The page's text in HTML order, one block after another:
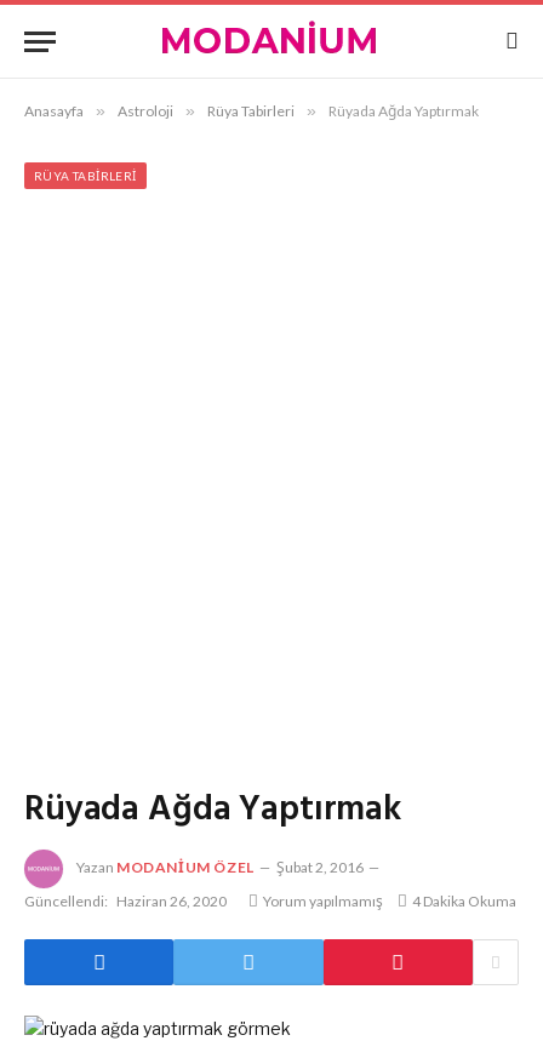
Anasayfa » Astroloji » Rüya Tabirleri » Rüyada Ağda Yaptırmak
RÜYA TABIRLERI
Rüyada Ağda Yaptırmak
Yazan MODANIUM ÖZEL
Şubat 2, 2016
Güncellendi: Haziran 26, 2020 Yorum yapılmamış 4 Dakika Okuma